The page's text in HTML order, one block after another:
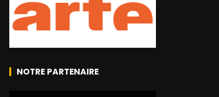
NOTRE PARTENAIRE